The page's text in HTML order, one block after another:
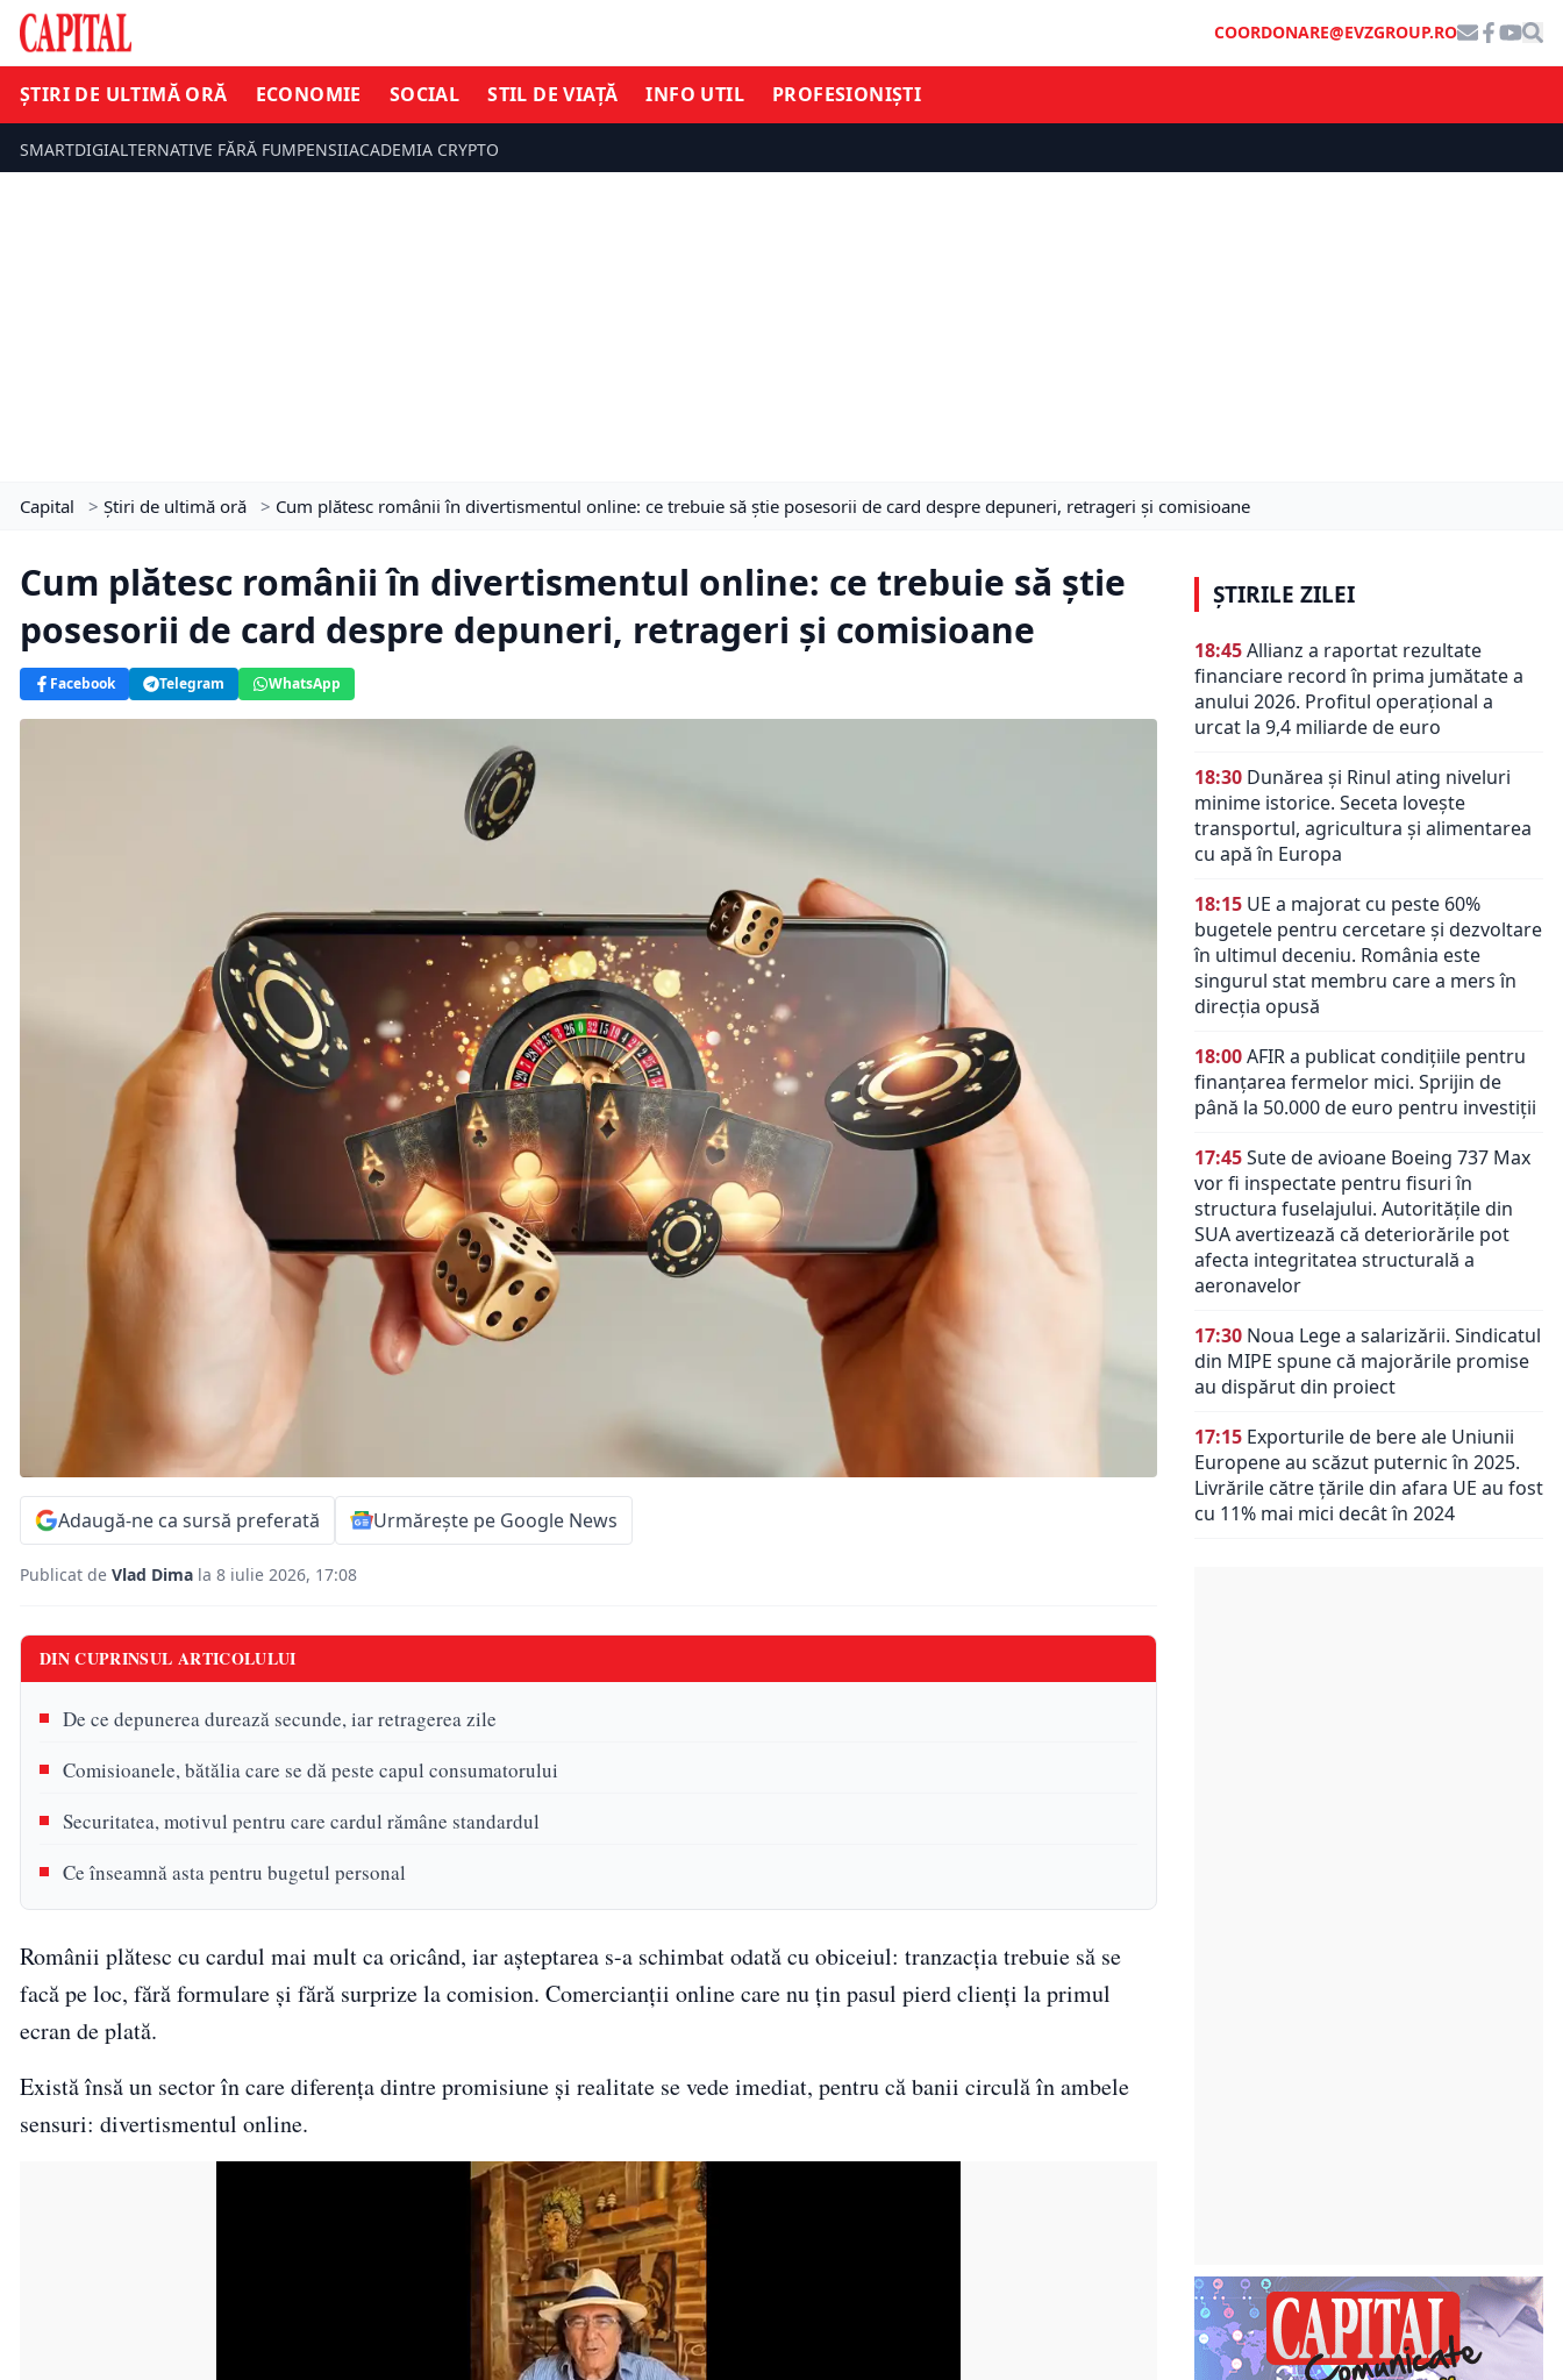
COORDONARE@EVZGROUP.RO
ȘTIRI DE ULTIMĂ ORĂ ECONOMIE SOCIAL STIL DE VIAȚĂ INFO UTIL PROFESIONIȘTI
SMARTDIGIALTERNATIVE FĂRĂ FUMPENSIIACADEMIA CRYPTO
Capital > Știri de ultimă oră > Cum plătesc românii în divertismentul online: ce trebuie să știe posesorii de card despre depuneri, retrageri și comisioane
Cum plătesc românii în divertismentul online: ce trebuie să știe
posesorii de card despre depuneri, retrageri și comisioane
Facebook Telegram WhatsApp
Adaugă-ne ca sursă preferată Urmărește pe Google News
Publicat de Vlad Dima la 8 iulie 2026, 17:08
DIN CUPRINSUL ARTICOLULUI
De ce depunerea durează secunde, iar retragerea zile
Comisioanele, bătălia care se dă peste capul consumatorului
Securitatea, motivul pentru care cardul rămâne standardul
Ce înseamnă asta pentru bugetul personal
Românii plătesc cu cardul mai mult ca oricând, iar așteptarea s-a schimbat odată cu obiceiul: tranzacția trebuie să se
facă pe loc, fără formulare și fără surprize la comision. Comercianții online care nu țin pasul pierd clienți la primul
ecran de plată.
Există însă un sector în care diferența dintre promisiune și realitate se vede imediat, pentru că banii circulă în ambele
sensuri: divertismentul online.
ȘTIRILE ZILEI
18:45Allianz a raportat rezultate
financiare record în prima jumătate a
anului 2026. Profitul operațional a
urcat la 9,4 miliarde de euro
18:30 Dunărea și Rinul ating niveluri
minime istorice. Seceta lovește
transportul, agricultura și alimentarea
cu apă în Europa
18:15 UE a majorat cu peste 60%
bugetele pentru cercetare și dezvoltare
în ultimul deceniu. România este
singurul stat membru care a mers în
direcția opusă
18:00AFIR a publicat condițiile pentru
finanțarea fermelor mici. Sprijin de
până la 50.000 de euro pentru investiții
17:45Sute de avioane Boeing 737 Max
vor fi inspectate pentru fisuri în
structura fuselajului. Autoritățile din
SUA avertizează că deteriorările pot
afecta integritatea structurală a
aeronavelor
17:30 Noua Lege a salarizării. Sindicatul
din MIPE spune că majorările promise
au dispărut din proiect
17:15 Exporturile de bere ale Uniunii
Europene au scăzut puternic în 2025.
Livrările către țările din afara UE au fost
cu 11% mai mici decât în 2024